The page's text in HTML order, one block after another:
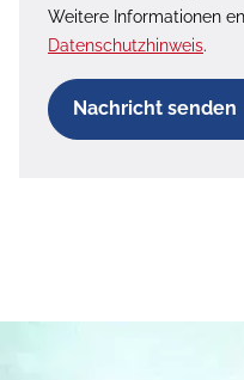
Weitere Informationen
Datenschutzhinweis.
Nachricht senden